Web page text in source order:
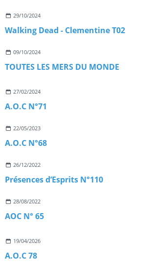
29/10/2024
Walking Dead - Clementine T02
09/10/2024
TOUTES LES MERS DU MONDE
27/02/2024
A.O.C N°71
22/05/2023
A.O.C N°68
26/12/2022
Présences d’Esprits N°110
28/08/2022
AOC N° 65
19/04/2026
A.O.C 78